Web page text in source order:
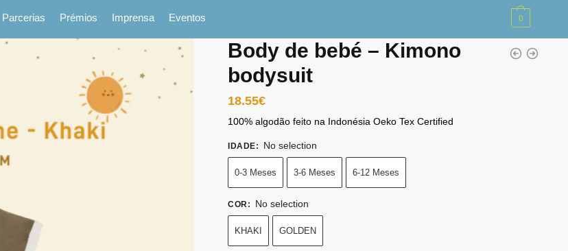
Parcerias Prémios Imprensa Eventos 0
Body de bebé – Kimono
bodysuit
18.55€
100% algodão feito na Indonésia Oeko Tex Certified
IDADE: No selection
0-3 Meses 3-6 Meses 6-12 Meses
COR : No selection
KHAKI GOLDEN